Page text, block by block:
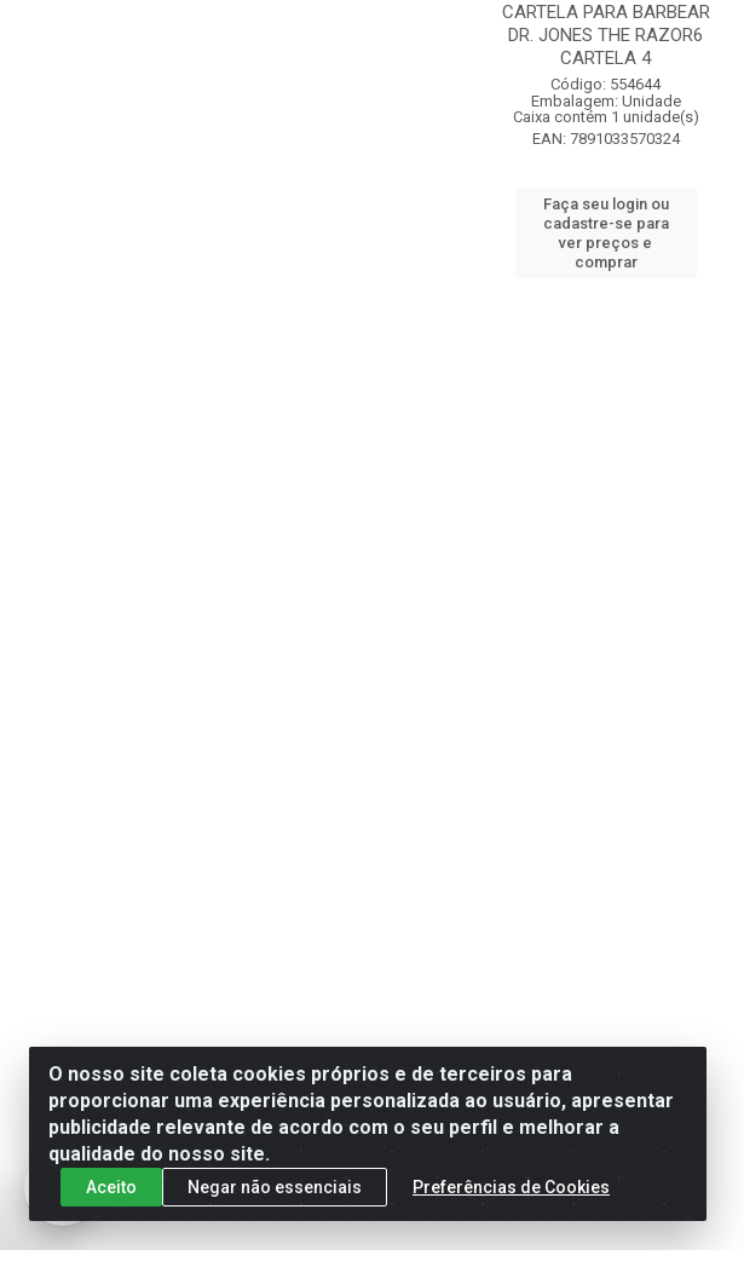
CARTELA PARA BARBEAR
DR. JONES THE RAZOR6
CARTELA 4
Código: 554644
Embalagem: Unidade
Caixa contém 1 unidade(s)
EAN: 7891033570324
Faça seu login ou
cadastre-se para
ver preços e
comprar
O nosso site coleta cookies próprios e de terceiros para
proporcionar uma experiência personalizada ao usuário, apresentar
publicidade relevante de acordo com o seu perfil e melhorar a
qualidade do nosso site.
Aceito Negar não essenciais Preferências de Cookies